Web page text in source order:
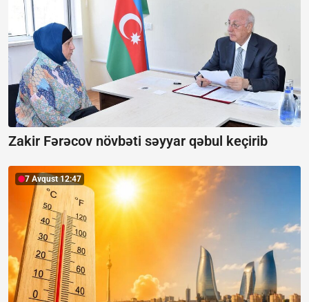
Zakir Fərəcov növbəti səyyar qəbul keçirib
7 Avqust 12:47